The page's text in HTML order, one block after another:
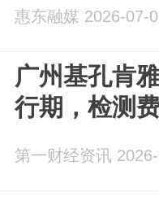
惠东融媒 2026-07-
广州基孔肯
行期，检测
第一财经资讯